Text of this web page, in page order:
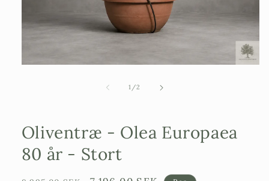
1 /af
2
Oliventræ - Olea Europaea
80 år - Stort